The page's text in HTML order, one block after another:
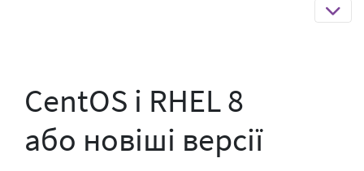
CentOS і RHEL 8
або новіші версії